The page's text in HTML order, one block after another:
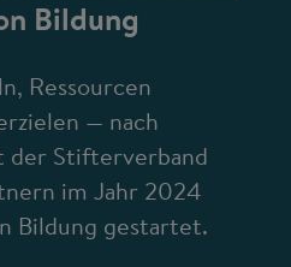
Bildung
Ressourcen
— nach
der Stifterverband
im Jahr 2024
Bildung gestartet.